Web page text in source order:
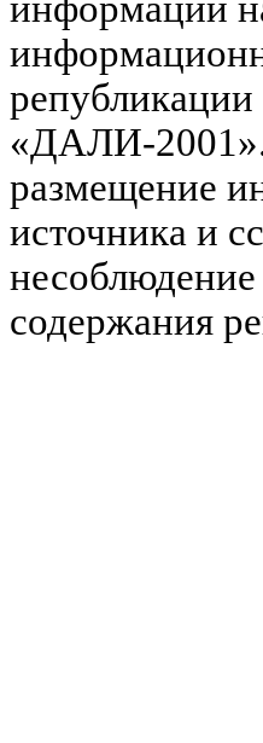
«ДАЛИ-2001».
размещение
источника и
содержания